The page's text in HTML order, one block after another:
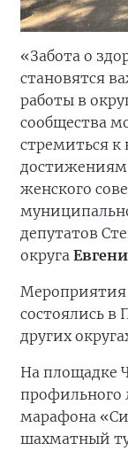
«Забота о
становятся
работы в
сообщества
стремиться
женского
депутатов
округа
Мероприятия
состоялись
других
На площадке
профильного
марафона
шахматный